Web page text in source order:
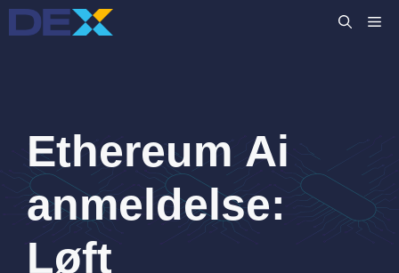
Hop
til
Ethereum Ai
anmeldelse:
Løft